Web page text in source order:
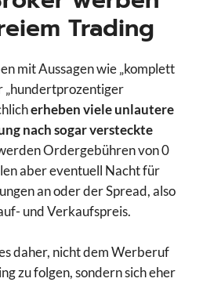
Trading
mit Aussagen wie „komplett
„hundertprozentiger
erheben viele unlautere
nach sogar versteckte
Ordergebühren von 0
aber eventuell Nacht für
an oder der Spread, also
und Verkaufspreis.
daher, nicht dem Werberuf
zu folgen, sondern sich eher